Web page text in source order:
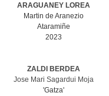
ARAGUANEY LOREA
Martin de Aranezio
Ataramiñe
2023
ZALDI BERDEA
Jose Mari Sagardui Moja
'Gatza'